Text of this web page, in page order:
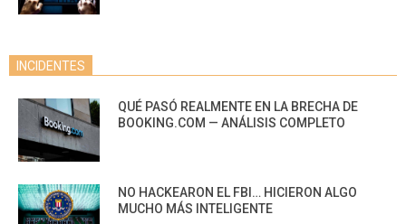
INCIDENTES
QUÉ PASÓ REALMENTE EN LA BRECHA DE
BOOKING.COM — ANÁLISIS COMPLETO
NO HACKEARON EL FBI… HICIERON ALGO
MUCHO MÁS INTELIGENTE